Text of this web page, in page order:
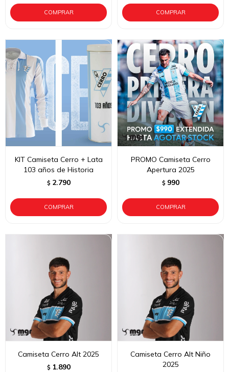
KIT Camiseta Cerro + Lata
103 años de Historia
$ 2.790
PROMO Camiseta Cerro
Apertura 2025
$ 990
Camiseta Cerro Alt 2025
$ 1.890
Camiseta Cerro Alt Niño
2025